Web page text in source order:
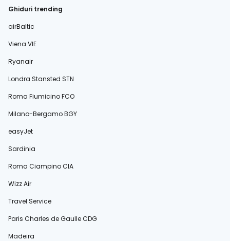
Ghiduri trending
airBaltic
Viena VIE
Ryanair
Londra Stansted STN
Roma Fiumicino FCO
Milano-Bergamo BGY
easyJet
Sardinia
Roma Ciampino CIA
Wizz Air
Travel Service
Paris Charles de Gaulle CDG
Madeira